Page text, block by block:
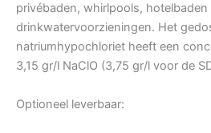
privébaden, whirlpools, hotelbaden
drinkwatervoorzieningen. Het
natriumhypochloriet heeft een
3,15 gr/l NaClO (3,75 gr/l voor de
Optioneel leverbaar: